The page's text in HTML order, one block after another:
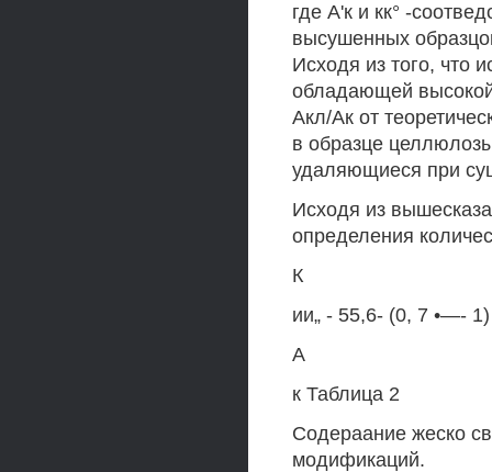
где А'к и кк° -
высушенных
Исходя из того, что
обладающей
Акл/Ак от
в образце
удаляющиеся при
Исходя из
определения
К
ии„ - 55,6- (0, 7 •—-
А
к Таблица 2
Содераание жеско
модификаций.